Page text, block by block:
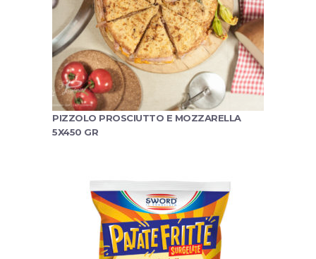
PIZZOLO PROSCIUTTO E MOZZARELLA
5X450 GR